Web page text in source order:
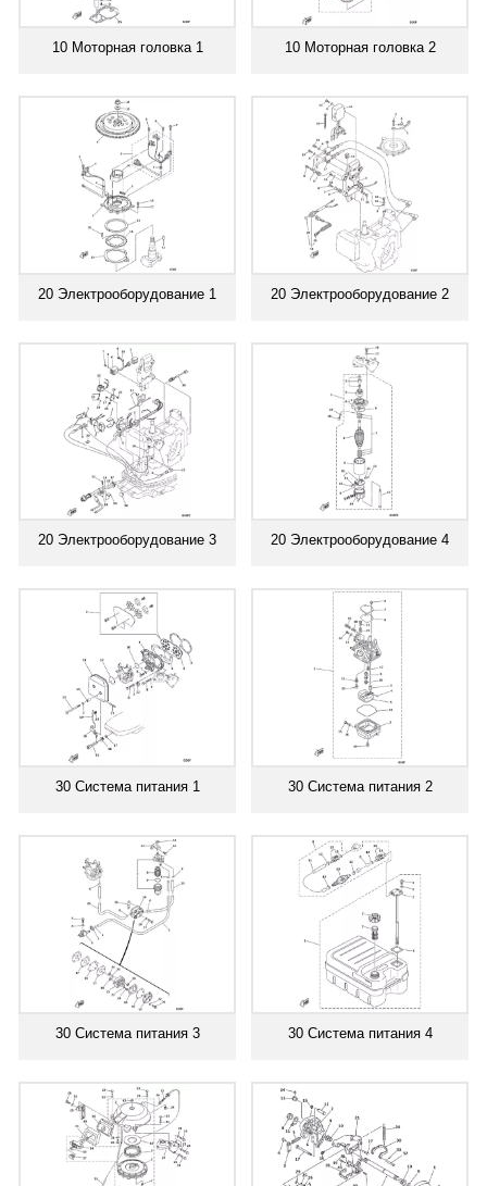
10 Моторная головка 1 10 Моторная головка 2
20 Электрооборудование 1 20 Электрооборудование 2
20 Электрооборудование 3 20 Электрооборудование 4
30 Система питания 1 30 Система питания 2
30 Система питания 3 30 Система питания 4